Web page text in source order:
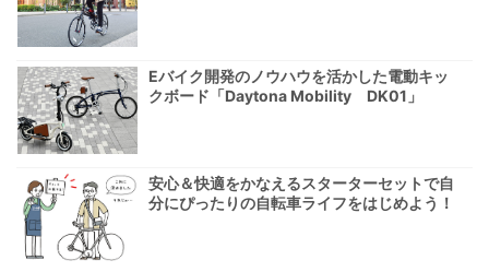
Eバイク開発のノウハウを活かした電動キッ
クボード「Daytona Mobility DK01」
安心＆快適をかなえるスターターセットで自
分にぴったりの自転車ライフをはじめよう！